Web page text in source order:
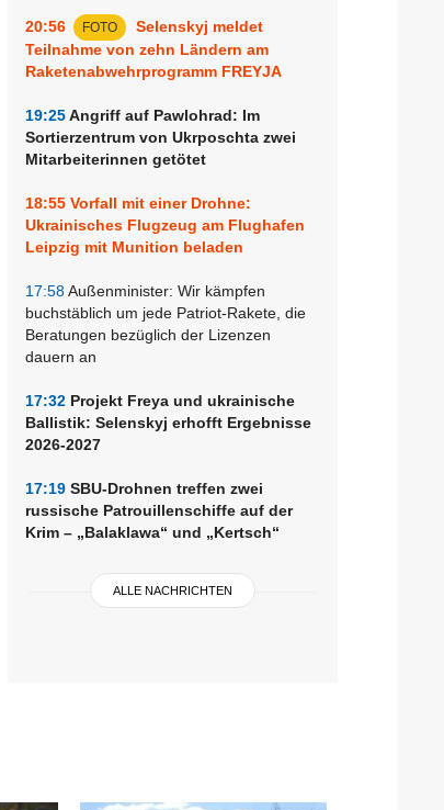
20:56 FOTO
Selenskyj meldet
Teilnahme von zehn Ländern am
Raketenabwehrprogramm FREYJA
19:25Angriff auf Pawlohrad: Im
Sortierzentrum von Ukrposchta zwei
Mitarbeiterinnen getötet
18:55 Vorfall mit einer Drohne:
Ukrainisches Flugzeug am Flughafen
Leipzig mit Munition beladen
17:58Außenminister: Wir kämpfen
buchstäblich um jede Patriot-Rakete, die
Beratungen bezüglich der Lizenzen
dauern an
17:32 Projekt Freya und ukrainische
Ballistik: Selenskyj erhofft Ergebnisse
2026-2027
17:19 SBU-Drohnen treffen zwei
russische Patrouillenschiffe auf der
Krim – „Balaklawa“ und „Kertsch“
ALLE NACHRICHTEN